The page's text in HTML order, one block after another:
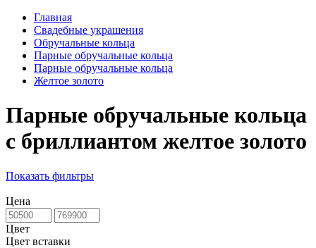
Главная
Свадебные украшения
Обручальные кольца
Парные обручальные кольца
Парные обручальные кольца
Желтое золото
Парные обручальные кольца
с бриллиантом желтое золото
Показать фильтры
Цена
Цвет
Цвет вставки